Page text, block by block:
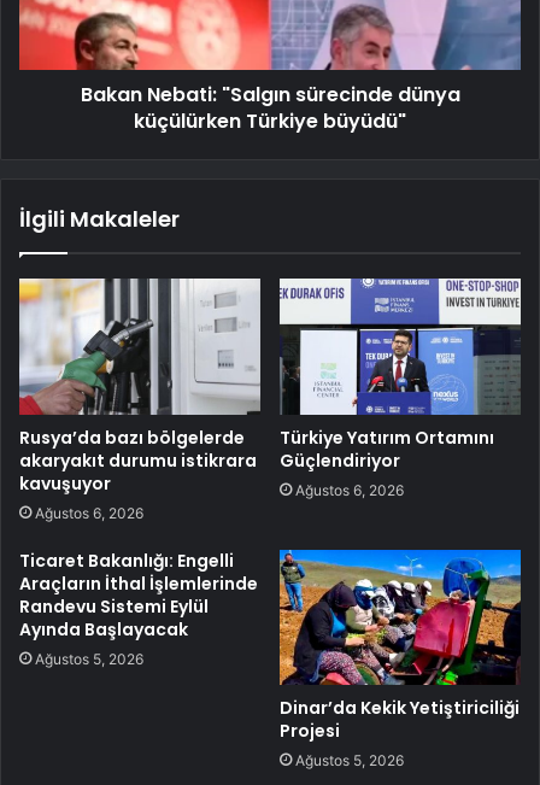
Bakan Nebati: "Salgın sürecinde dünya
küçülürken Türkiye büyüdü"
İlgili Makaleler
Rusya’da bazı bölgelerde
akaryakıt durumu istikrara
kavuşuyor
Ağustos 6, 2026
Türkiye Yatırım Ortamını
Güçlendiriyor
Ağustos 6, 2026
Ticaret Bakanlığı: Engelli
Araçların İthal İşlemlerinde
Randevu Sistemi Eylül
Ayında Başlayacak
Ağustos 5, 2026
Dinar’da Kekik Yetiştiriciliği
Projesi
Ağustos 5, 2026